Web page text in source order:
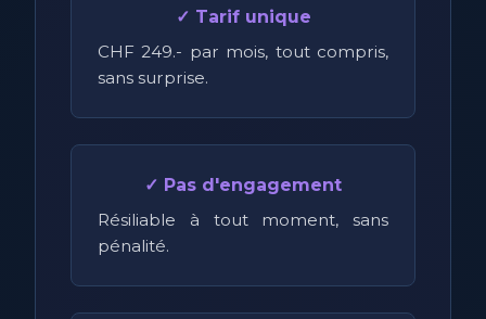
✓ Tarif unique
CHF 249.- par mois, tout compris,
sans surprise.
✓ Pas d'engagement
Résiliable à tout moment, sans
pénalité.